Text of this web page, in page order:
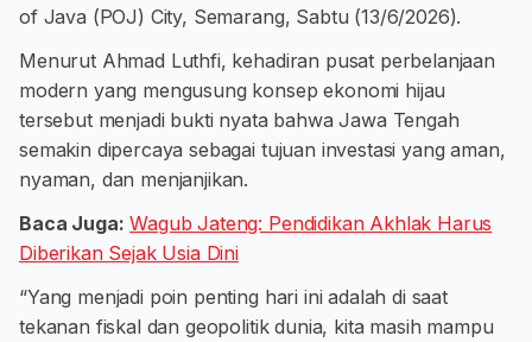
of Java (POJ) City, Semarang, Sabtu (13/6/2026).
Menurut Ahmad Luthfi, kehadiran pusat perbelanjaan
modern yang mengusung konsep ekonomi hijau
tersebut menjadi bukti nyata bahwa Jawa Tengah
semakin dipercaya sebagai tujuan investasi yang aman,
nyaman, dan menjanjikan.
Baca Juga: Wagub Jateng: Pendidikan Akhlak Harus
Diberikan Sejak Usia Dini
“Yang menjadi poin penting hari ini adalah di saat
tekanan fiskal dan geopolitik dunia, kita masih mampu